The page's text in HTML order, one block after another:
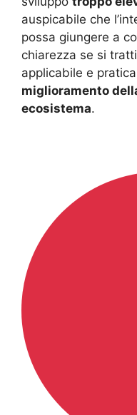
auspicabile che
possa giungere a
chiarezza se si
applicabile e
miglioramento
ecosistema.